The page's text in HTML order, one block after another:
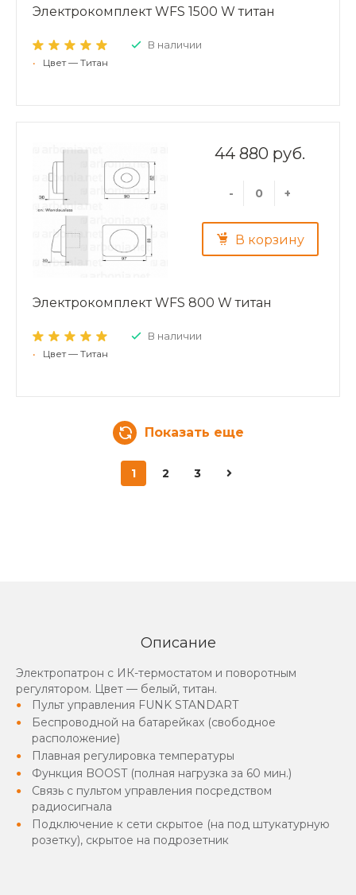
Электрокомплект WFS 1500 W титан
В наличии
• Цвет — Титан
44 880 руб.
- +
В корзину
Электрокомплект WFS 800 W титан
В наличии
• Цвет — Титан
Показать еще
1 2 3
Описание
Электропатрон с ИК-термостатом и поворотным
регулятором. Цвет — белый, титан.
Пульт управления FUNK STANDART
Беспроводной на батарейках (свободное
расположение)
Плавная регулировка температуры
Функция BOOST (полная нагрузка за 60 мин.)
Связь с пультом управления посредством
радиосигнала
Подключение к сети скрытое (на под штукатурную
розетку), скрытое на подрозетник